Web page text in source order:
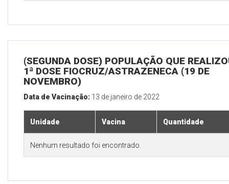
(SEGUNDA DOSE) POPULAÇÃO QUE
1ª DOSE FIOCRUZ/ASTRAZENECA (19 DE
NOVEMBRO)
Data de Vacinação: 13 de janeiro de 2022
Unidade Vacina Quantidade
Nenhum resultado foi encontrado.